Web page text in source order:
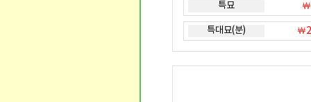
특묘
특대묘(분) ￦